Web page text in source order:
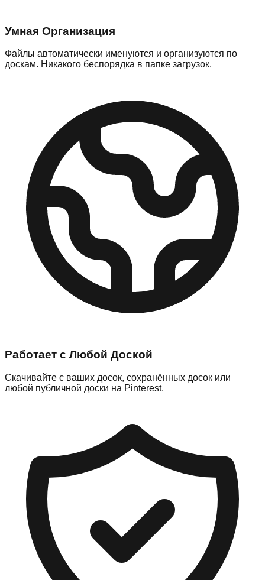
Умная Организация
Файлы автоматически именуются и организуются по
доскам. Никакого беспорядка в папке загрузок.
Работает с Любой Доской
Скачивайте с ваших досок, сохранённых досок или
любой публичной доски на Pinterest.